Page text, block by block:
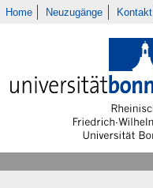
Home Neuzugänge Kontakt